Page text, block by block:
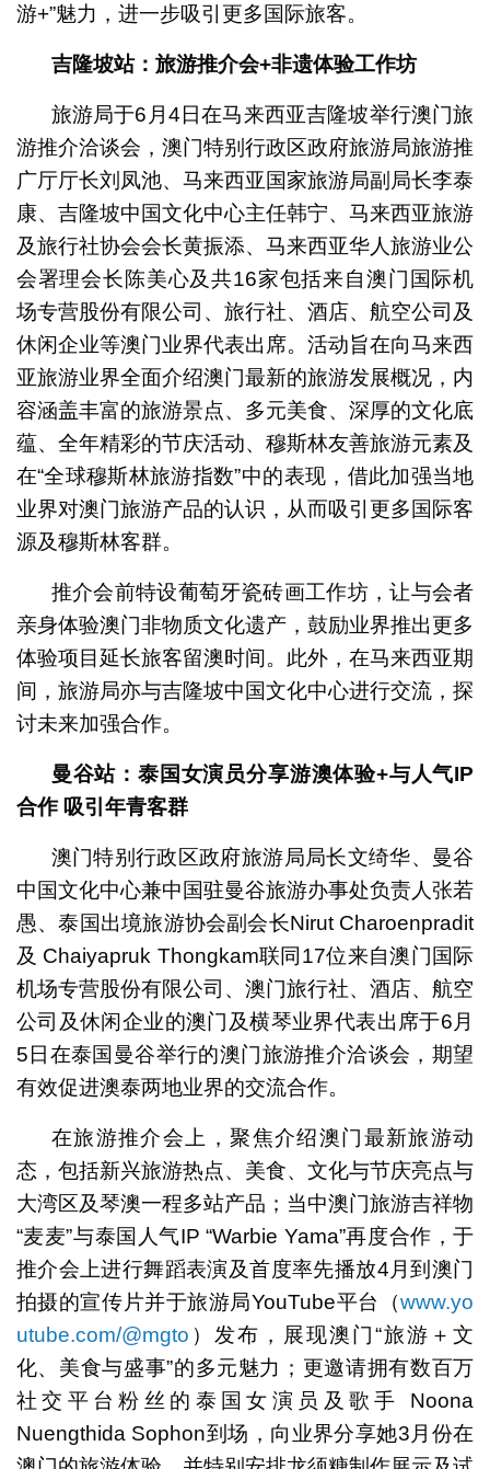
游+”魅力，进一步吸引更多国际旅客。
吉隆坡站：旅游推介会+非遗体验工作坊
旅游局于6月4日在马来西亚吉隆坡举行澳门旅
游推介洽谈会，澳门特别行政区政府旅游局旅游推
广厅厅长刘凤池、马来西亚国家旅游局副局长李泰
康、吉隆坡中国文化中心主任韩宁、马来西亚旅游
及旅行社协会会长黄振添、马来西亚华人旅游业公
会署理会长陈美心及共16家包括来自澳门国际机
场专营股份有限公司、旅行社、酒店、航空公司及
休闲企业等澳门业界代表出席。活动旨在向马来西
亚旅游业界全面介绍澳门最新的旅游发展概况，内
容涵盖丰富的旅游景点、多元美食、深厚的文化底
蕴、全年精彩的节庆活动、穆斯林友善旅游元素及
在“全球穆斯林旅游指数”中的表现，借此加强当地
业界对澳门旅游产品的认识，从而吸引更多国际客
源及穆斯林客群。
推介会前特设葡萄牙瓷砖画工作坊，让与会者
亲身体验澳门非物质文化遗产，鼓励业界推出更多
体验项目延长旅客留澳时间。此外，在马来西亚期
间，旅游局亦与吉隆坡中国文化中心进行交流，探
讨未来加强合作。
曼谷站：泰国女演员分享游澳体验+与人气IP
合作 吸引年青客群
澳门特别行政区政府旅游局局长文绮华、曼谷
中国文化中心兼中国驻曼谷旅游办事处负责人张若
愚、泰国出境旅游协会副会长Nirut Charoenpradit
及 Chaiyapruk Thongkam联同17位来自澳门国际
机场专营股份有限公司、澳门旅行社、酒店、航空
公司及休闲企业的澳门及横琴业界代表出席于6月
5日在泰国曼谷举行的澳门旅游推介洽谈会，期望
有效促进澳泰两地业界的交流合作。
在旅游推介会上，聚焦介绍澳门最新旅游动
态，包括新兴旅游热点、美食、文化与节庆亮点与
大湾区及琴澳一程多站产品；当中澳门旅游吉祥物
“麦麦”与泰国人气IP “Warbie Yama”再度合作，于
推介会上进行舞蹈表演及首度率先播放4月到澳门
拍摄的宣传片并于旅游局YouTube平台（www.yo
utube.com/@mgto ）发布，展现澳门“旅游＋文
化、美食与盛事”的多元魅力；更邀请拥有数百万
社交平台粉丝的泰国女演员及歌手 Noona
Nuengthida Sophon到场，向业界分享她3月份在